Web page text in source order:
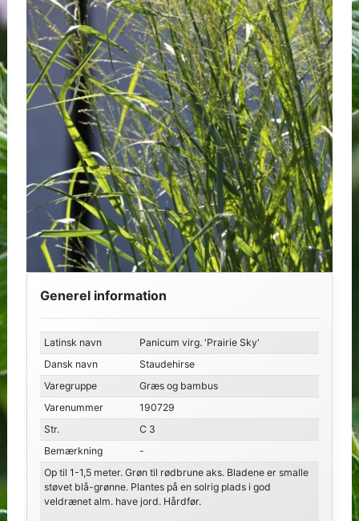
Generel information
Latinsk navn
Panicum virg. 'Prairie Sky'
Dansk navn
Staudehirse
Varegruppe
Græs og bambus
Varenummer
190729
Str.
C 3
Bemærkning
-
Op til 1-1,5 meter. Grøn til rødbrune aks. Bladene er smalle
støvet blå-grønne. Plantes på en solrig plads i god
veldrænet alm. have jord. Hårdfør.